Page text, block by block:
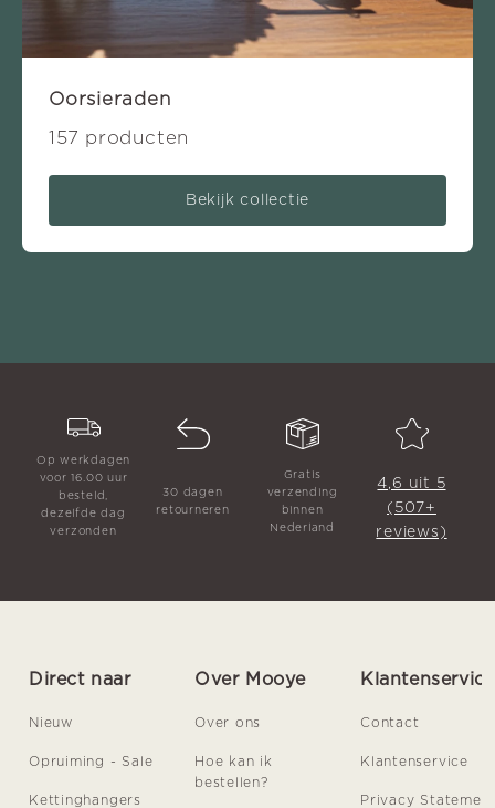
Oorsieraden
157 producten
Bekijk collectie
Op werkdagen
voor 16.00 uur
besteld,
dezelfde dag
verzonden
30 dagen
retourneren
Gratis
verzending
binnen
Nederland
4,6 uit 5
(507+
reviews)
Direct naar
Nieuw
Opruiming - Sale
Kettinghangers
Over Mooye
Over ons
Hoe kan ik
bestellen?
Klantenservice
Contact
Klantenservice
Privacy